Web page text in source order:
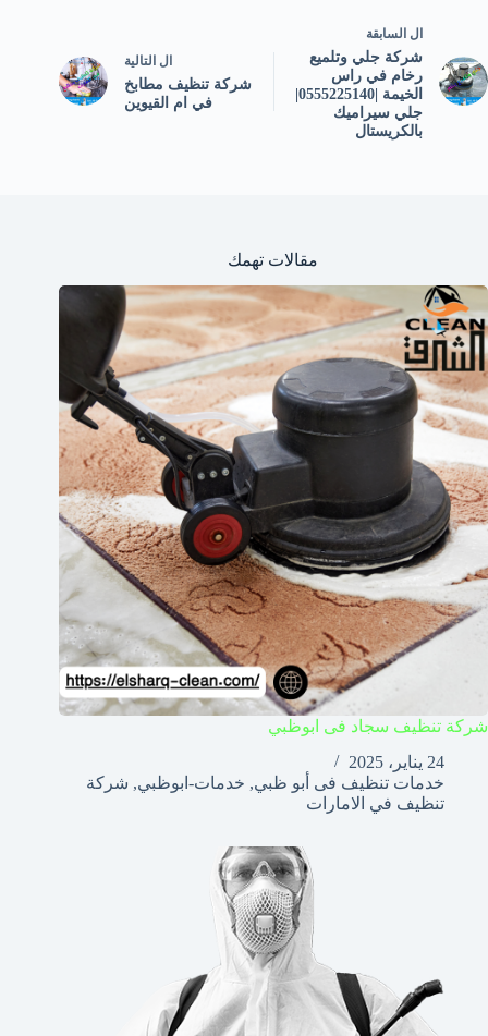
ال السابقة
شركة جلي وتلميع
رخام في راس
الخيمة |0555225140|
جلي سيراميك
بالكريستال
ال التالية
شركة تنظيف مطابخ
في ام القيوين
مقالات تهمك
شركة تنظيف سجاد فى ابوظبي
24 يناير، 2025
خدمات تنظيف فى أبو ظبي, خدمات-ابوظبي, شركة
تنظيف في الامارات